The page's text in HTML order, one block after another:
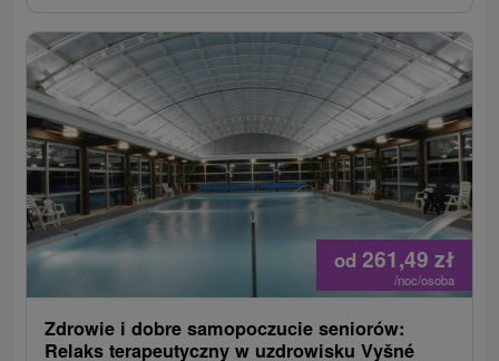
od 261,49 zł
/noc/osoba
Zdrowie i dobre samopoczucie seniorów:
Relaks terapeutyczny w uzdrowisku Vyšné